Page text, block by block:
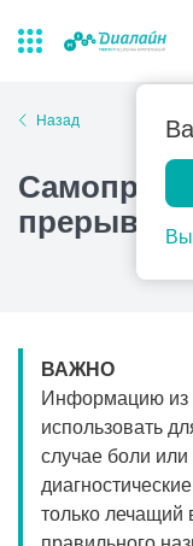
Лаборатории
Закрыть поиск
Популярные
Прием
Прием
Прием
Прием
Прием
Назад
ВАЖНО
Информацию из
использовать
случае боли
только лечащий